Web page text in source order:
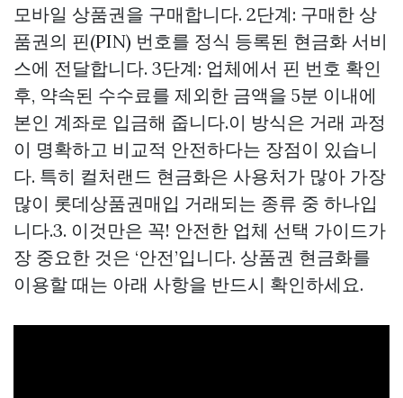
모바일 상품권을 구매합니다. 2단계: 구매한 상
품권의 핀(PIN) 번호를 정식 등록된 현금화 서비
스에 전달합니다. 3단계: 업체에서 핀 번호 확인
후, 약속된 수수료를 제외한 금액을 5분 이내에
본인 계좌로 입금해 줍니다.이 방식은 거래 과정
이 명확하고 비교적 안전하다는 장점이 있습니
다. 특히 컬처랜드 현금화은 사용처가 많아 가장
많이 롯데상품권매입 거래되는 종류 중 하나입
니다.3. 이것만은 꼭! 안전한 업체 선택 가이드가
장 중요한 것은 ‘안전’입니다. 상품권 현금화를
이용할 때는 아래 사항을 반드시 확인하세요.